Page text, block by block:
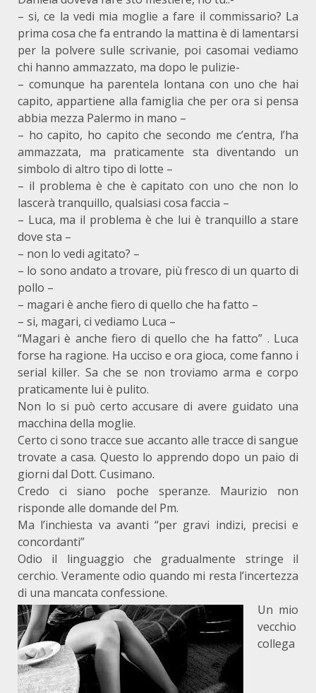
– si, ce la vedi mia moglie a fare il commissario? La
prima cosa che fa entrando la mattina è di lamentarsi
per la polvere sulle scrivanie, poi casomai vediamo
chi hanno ammazzato, ma dopo le pulizie-
– comunque ha parentela lontana con uno che hai
capito, appartiene alla famiglia che per ora si pensa
abbia mezza Palermo in mano –
– ho capito, ho capito che secondo me c’entra, l’ha
ammazzata, ma praticamente sta diventando un
simbolo di altro tipo di lotte –
– il problema è che è capitato con uno che non lo
lascerà tranquillo, qualsiasi cosa faccia –
– Luca, ma il problema è che lui è tranquillo a stare
dove sta –
– non lo vedi agitato? –
– lo sono andato a trovare, più fresco di un quarto di
pollo –
– magari è anche fiero di quello che ha fatto –
– si, magari, ci vediamo Luca –
“Magari è anche fiero di quello che ha fatto” . Luca
forse ha ragione. Ha ucciso e ora gioca, come fanno i
serial killer. Sa che se non troviamo arma e corpo
praticamente lui è pulito.
Non lo si può certo accusare di avere guidato una
macchina della moglie.
Certo ci sono tracce sue accanto alle tracce di sangue
trovate a casa. Questo lo apprendo dopo un paio di
giorni dal Dott. Cusimano.
Credo ci siano poche speranze. Maurizio non
risponde alle domande del Pm.
Ma l’inchiesta va avanti “per gravi indizi, precisi e
concordanti”
Odio il linguaggio che gradualmente stringe il
cerchio. Veramente odio quando mi resta l’incertezza
di una mancata confessione.
Un mio
vecchio
collega